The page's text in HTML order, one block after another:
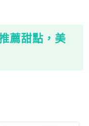
薦甜點，美